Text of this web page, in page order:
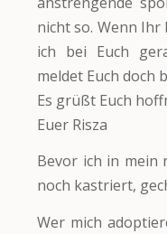
nicht so. Wenn Ihr
ich bei Euch
meldet Euch doch
Es grüßt Euch
Euer Risza
Bevor ich in mein
noch kastriert,
Wer mich